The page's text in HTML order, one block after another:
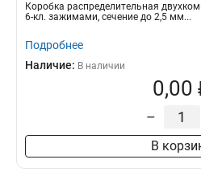
Коробка распределительная
6-кл. зажимами, сечение до 2,5 мм...
Подробнее
Наличие: В наличии
0,00
–
В